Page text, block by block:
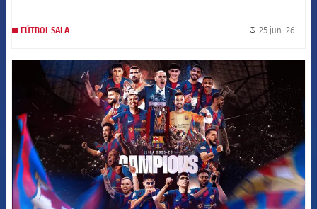
FÚTBOL SALA 25 jun. 26
FCB Barcelona badge